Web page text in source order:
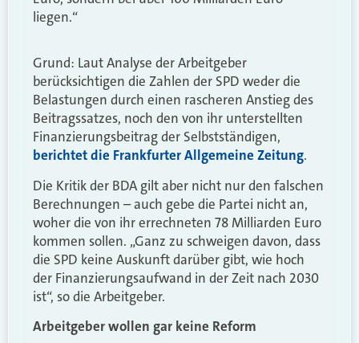
liegen.“
Grund: Laut Analyse der Arbeitgeber
berücksichtigen die Zahlen der SPD weder die
Belastungen durch einen rascheren Anstieg des
Beitragssatzes, noch den von ihr unterstellten
Finanzierungsbeitrag der Selbstständigen,
berichtet die Frankfurter Allgemeine Zeitung.
Die Kritik der BDA gilt aber nicht nur den falschen
Berechnungen – auch gebe die Partei nicht an,
woher die von ihr errechneten 78 Milliarden Euro
kommen sollen. „Ganz zu schweigen davon, dass
die SPD keine Auskunft darüber gibt, wie hoch
der Finanzierungsaufwand in der Zeit nach 2030
ist“, so die Arbeitgeber.
Arbeitgeber wollen gar keine Reform